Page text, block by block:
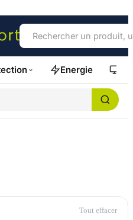
Energie
Tout effacer